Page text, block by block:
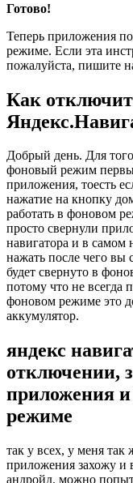
Готово!
Теперь приложения
режиме. Если эта
пожалуйста, пишите
Как
Добрый день. Для
фоновый режим
приложения, тоесть
нажатие на кнопку
работать в фоновом
просто свернули
навигатора и в самом
нажать после чего вы
будет свернуто в
потому что не всегда
фоновом режиме это
аккумулятор.
яндекс
отключении,
приложения и
режиме
так у всех, у меня
приложения захожу и
андройд. можно